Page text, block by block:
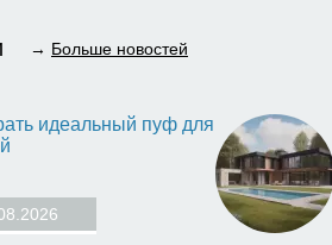
→ Больше новостей
идеальный пуф для